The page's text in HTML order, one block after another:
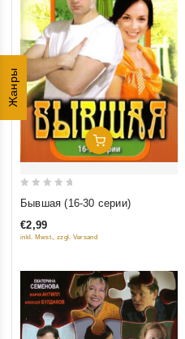
Жанры
Добавить В Корзину
of
Бывшая (16-30 серии)
€2,99
inkl. Mwst., zzgl. Versand